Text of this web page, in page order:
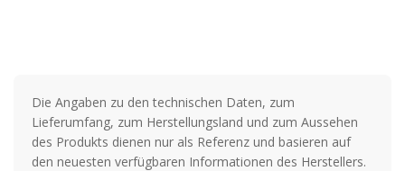
Die Angaben zu den technischen Daten, zum
Lieferumfang, zum Herstellungsland und zum Aussehen
des Produkts dienen nur als Referenz und basieren auf
den neuesten verfügbaren Informationen des Herstellers.